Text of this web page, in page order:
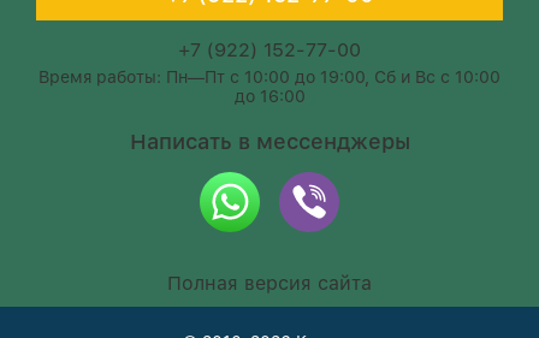
+7 (922) 152-77-00
Время работы: Пн—Пт с 10:00 до 19:00, Сб и Вс с 10:00
до 16:00
Написать в мессенджеры
Полная версия сайта